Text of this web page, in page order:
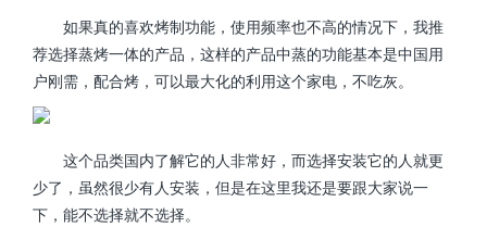
如果真的喜欢烤制功能，使用频率也不高的情况下，我推
荐选择蒸烤一体的产品，这样的产品中蒸的功能基本是中国用
户刚需，配合烤，可以最大化的利用这个家电，不吃灰。
这个品类国内了解它的人非常好，而选择安装它的人就更
少了，虽然很少有人安装，但是在这里我还是要跟大家说一
下，能不选择就不选择。